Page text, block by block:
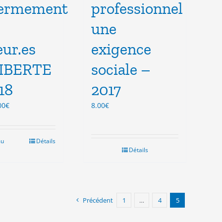
€Le
Détails
professionnel
une
exigence
sociale –
2017
8.00€
Détails
Précédent 1 … 4 5